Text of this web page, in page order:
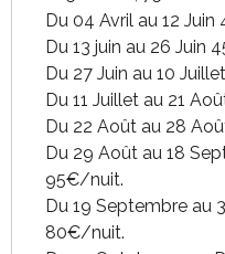
Du 22 août 2026
2026
Du29 août
septembre
Du19 septembre
Du31 octobre
décembre
Du 04 Avril au 12
Du 13 juin au 26
Du 27 Juin au 10
Du 11 Juillet au 21
Du 22 Août au 28
Du 29 Août au 18
95€/nuit.
Du 19 Septembre au
80€/nuit.